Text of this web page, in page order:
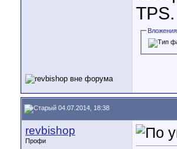
TPS.
Вложения
04.07.2014, 18:38
revbishop
Профи